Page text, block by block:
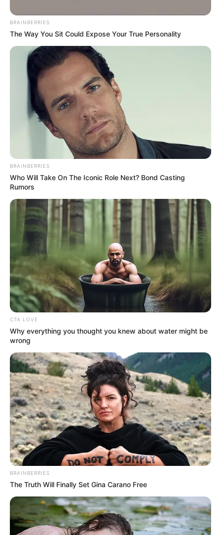
BRAINBERRIES
The Way You Sit Could Expose Your True Personality
BRAINBERRIES
Who Will Take On The Iconic Role Next? Bond Casting
Rumors
CTA LOVE
Why everything you thought you knew about water might be
wrong
BRAINBERRIES
The Truth Will Finally Set Gina Carano Free